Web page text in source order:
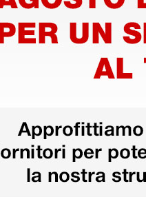
fori -
Zoccoli
fori - 34
20,88 €